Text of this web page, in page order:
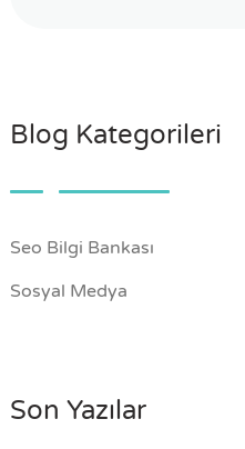
Blog Kategorileri
Seo Bilgi Bankası
Sosyal Medya
Son Yazılar